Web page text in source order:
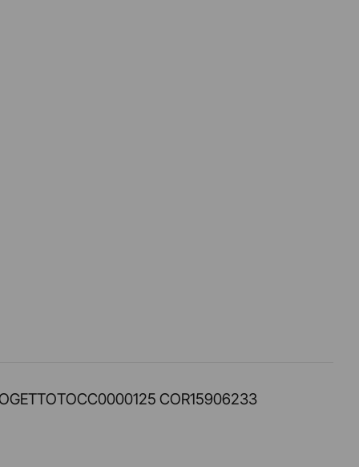
COR15906233